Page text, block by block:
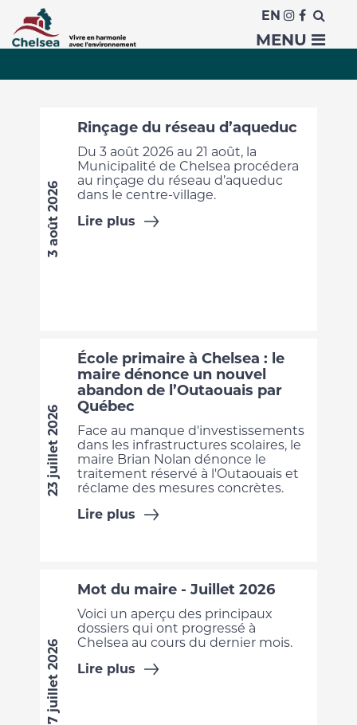
EN
MENU
Actualités
Rinçage du réseau d’aqueduc
Du 3 août 2026 au 21 août, la
Municipalité de Chelsea procédera
au rinçage du réseau d’aqueduc
dans le centre-village.
Lire plus
3 août 2026
École primaire à Chelsea : le
maire dénonce un nouvel
abandon de l’Outaouais par
Québec
Face au manque d'investissements
dans les infrastructures scolaires, le
maire Brian Nolan dénonce le
traitement réservé à l'Outaouais et
réclame des mesures concrètes.
Lire plus
23 juillet 2026
Mot du maire - Juillet 2026
Voici un aperçu des principaux
dossiers qui ont progressé à
Chelsea au cours du dernier mois.
Lire plus
7 juillet 2026